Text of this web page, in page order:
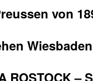
von
ROSTOCK –